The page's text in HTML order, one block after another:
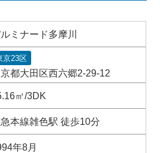
ミナード多摩川
京23区
都大田区西六郷2-29-12
㎡/3DK
本線雑色駅 徒歩10分
年8月